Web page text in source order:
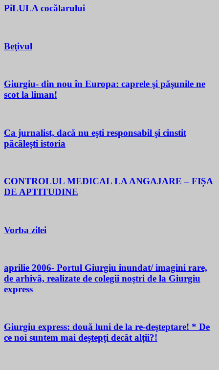
PiLULA cocălarului
Beţivul
Giurgiu- din nou în Europa: caprele şi păşunile ne
scot la liman!
Ca jurnalist, dacă nu eşti responsabil şi cinstit
păcăleşti istoria
CONTROLUL MEDICAL LA ANGAJARE – FIȘA
DE APTITUDINE
Vorba zilei
aprilie 2006- Portul Giurgiu inundat/ imagini rare,
de arhivă, realizate de colegii noştri de la Giurgiu
express
Giurgiu express: două luni de la re-deşteptare! * De
ce noi suntem mai deştepţi decât alţii?!